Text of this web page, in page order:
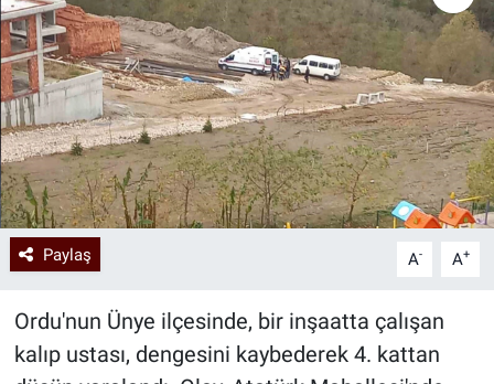
Paylaş A- A+
Ordu'nun Ünye ilçesinde, bir inşaatta çalışan
kalıp ustası, dengesini kaybederek 4. kattan